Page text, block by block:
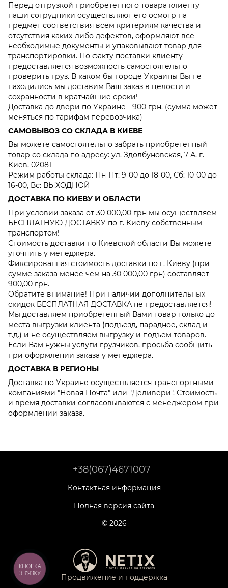
Перед отгрузкой приобретенного товара клиенту
наши сотрудники осуществляют его осмотр на
предмет соответствия всем критериям качества и
отсутствия каких-либо дефектов, оформляют все
необходимые документы и упаковывают товар для
транспортировки. По факту поставки клиенту
предоставляется возможность самостоятельно
проверить груз. В каком бы городе Украины Вы не
находились мы доставим Ваш заказ в целости и
сохранности в кратчайшие сроки!
Доставка до двери по Украине - 900 грн. (сумма может
меняться по тарифам перевозчика)
САМОВЫВОЗ СО СКЛАДА В КИЕВЕ
Вы можете самостоятельно забрать приобретенный
товар со склада по адресу: ул. Здолбуновская, 7-А, г.
Киев, 02081
Режим работы склада: Пн-Пт: 9-00 до 18-00, Сб: 10-00 до
16-00, Вс: ВЫХОДНОЙ
ДОСТАВКА ПО КИЕВУ И ОБЛАСТИ
При условии заказа от 30 000,00 грн мы осуществляем
БЕСПЛАТНУЮ ДОСТАВКУ по г. Киеву собственным
транспортом!
Стоимость доставки по Киевской области Вы можете
уточнить у менеджера.
Фиксированная стоимость доставки по г. Киеву (при
сумме заказа менее чем на 30 000,00 грн) составляет -
900,00 грн.
Обратите внимание! При наличии дополнительных
скидок БЕСПЛАТНАЯ ДОСТАВКА не предоставляется!
Мы доставляем приобретенный Вами товар только до
места выгрузки клиента (подъезд, парадное, склад и
т.д.) и не осуществляем выгрузку и подъем товаров.
Если Вам нужны услуги грузчиков, просьба сообщить
при оформлении заказа у менеджера.
ДОСТАВКА В РЕГИОНЫ
Доставка по Украине осуществляется транспортными
компаниями "Новая Почта" или "Деливери". Стоимость
и время доставки согласовываются с менеджером при
оформлении заказа.
+38(067)4671007
Контактная информация
Полная версия сайта
© 2026
Продвижение и поддержка
КНОПКА
ЗВ'ЯЗКУ